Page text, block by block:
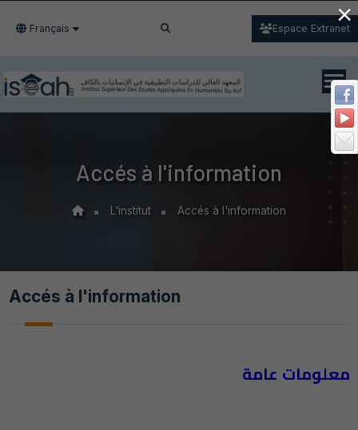
Français Espace Extranet
Accés à l'information
L'institut Accés à l'information
Accés à l'information
معلومات عامة
×